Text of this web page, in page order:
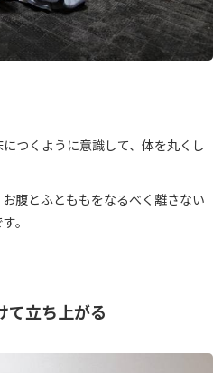
つくように意識して、体を丸くし
腹とふとももをなるべく離さない
。
て立ち上がる